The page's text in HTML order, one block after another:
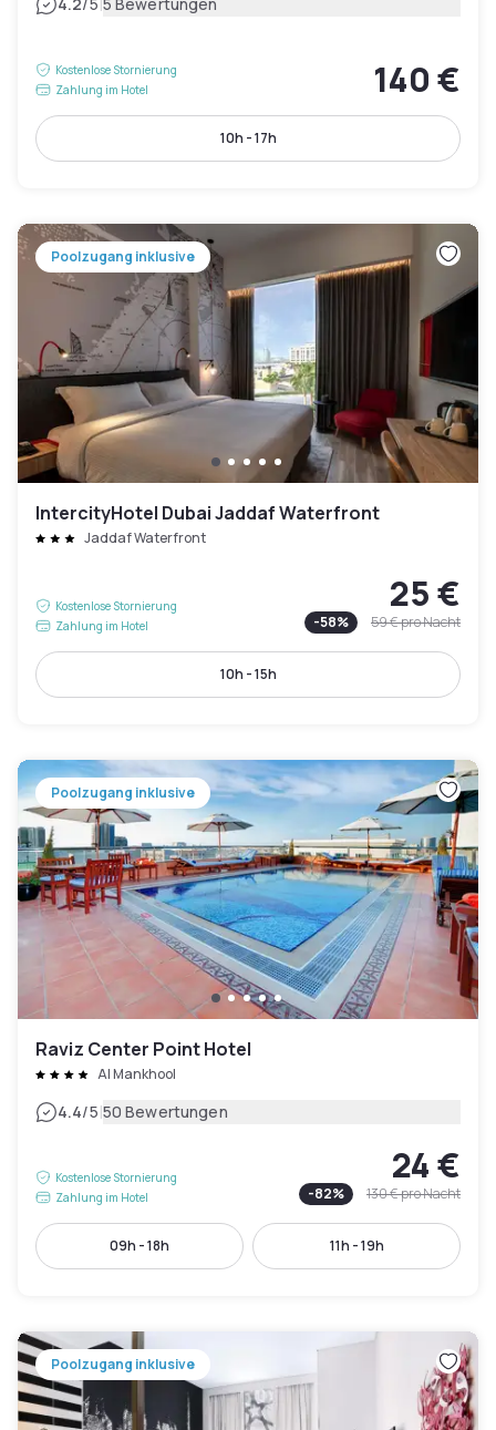
4.2/5 5 Bewertungen
Kostenlose Stornierung
Zahlung im Hotel
140 €
10h - 17h
Poolzugang inklusive
IntercityHotel Dubai Jaddaf Waterfront
Jaddaf Waterfront
Kostenlose Stornierung
Zahlung im Hotel
25 €
-58% 59 €pro Nacht
10h - 15h
Poolzugang inklusive
Raviz Center Point Hotel
Al Mankhool
4.4/5|50 Bewertungen
Kostenlose Stornierung
Zahlung im Hotel
24 €
-82% 130 €pro Nacht
09h - 18h 11h - 19h
Poolzugang inklusive